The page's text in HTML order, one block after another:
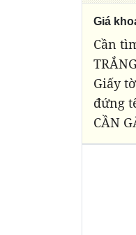
Giá
Cần
Giấy
đứng
CẦN